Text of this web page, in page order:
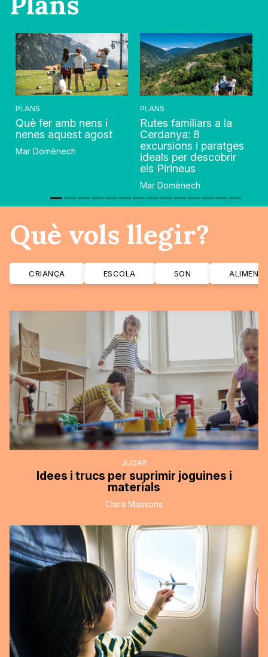
PLANS
Què fer amb nens i
nenes aquest agost
Mar Domènech
PLANS
Rutes familiars a la
Cerdanya: 8
excursions i paratges
ideals per descobrir
els Pirineus
Mar Domènech
Què vols llegir?
CRIANÇA ESCOLA SON
JUGAR
Idees i trucs per suprimir joguines i
materials
Clara Massons